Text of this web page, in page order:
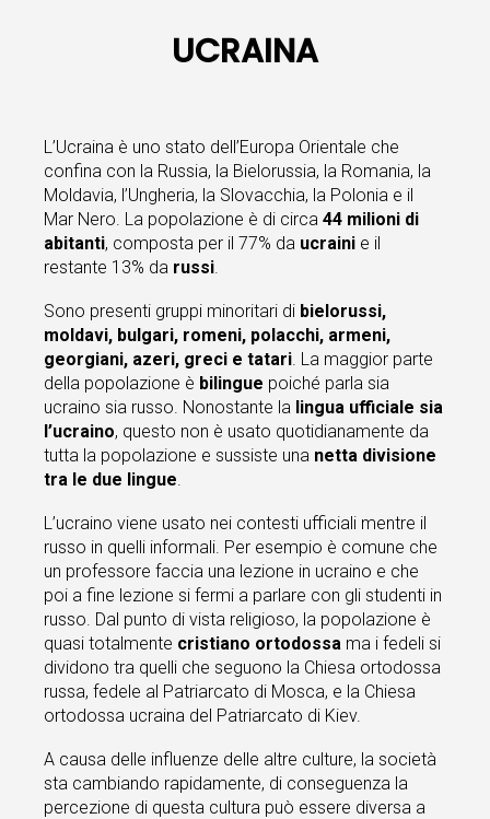
UCRAINA
L’Ucraina è uno stato dell’Europa Orientale che
confina con la Russia, la Bielorussia, la Romania, la
Moldavia, l’Ungheria, la Slovacchia, la Polonia e il
Mar Nero. La popolazione è di circa 44 milioni di
abitanti, composta per il 77% da ucraini e il
restante 13% da russi
Sono presenti gruppi minoritari di bielorussi,
moldavi, bulgari, romeni, polacchi, armeni,
georgiani, azeri, greci e tatari . La maggior parte
della popolazione è bilingue poiché parla sia
ucraino sia russo. Nonostante la lingua ufficiale sia
l’ucraino, questo non è usato quotidianamente da
tutta la popolazione e sussiste una netta divisione
tra le due lingue
L’ucraino viene usato nei contesti ufficiali mentre il
russo in quelli informali. Per esempio è comune che
un professore faccia una lezione in ucraino e che
poi a fine lezione si fermi a parlare con gli studenti in
russo. Dal punto di vista religioso, la popolazione è
quasi totalmente cristiano ortodossa ma i fedeli si
dividono tra quelli che seguono la Chiesa ortodossa
russa, fedele al Patriarcato di Mosca, e la Chiesa
ortodossa ucraina del Patriarcato di Kiev.
A causa delle influenze delle altre culture, la società
sta cambiando rapidamente, di conseguenza la
percezione di questa cultura può essere diversa a